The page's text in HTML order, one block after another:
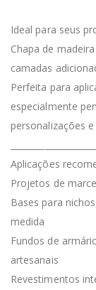
Ideal para seus
Chapa de
camadas
Perfeita para
especialmente
personalizações
Aplicações
Projetos de
Bases para
medida
Fundos de
artesanais
Revestimentos